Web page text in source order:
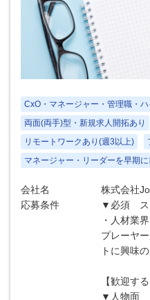
CxO・マネージャー・管理職・
両面(両手)型・新規求人開拓あり
リモートワークあり(週3以上)
マネージャー・リーダーを早期
会社名
株式会社
応募条件
▼必須 ス
・人材業
プレーヤ
トに興味
【歓迎す
▼人物面